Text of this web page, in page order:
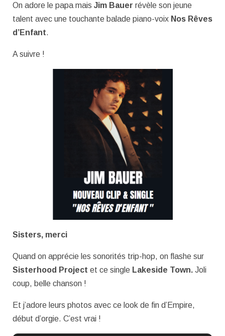
On adore le papa mais Jim Bauer révèle son jeune
talent avec une touchante balade piano-voix Nos Rêves
d’Enfant.
A suivre !
Sisters, merci
Quand on apprécie les sonorités trip-hop, on flashe sur
Sisterhood Project et ce single Lakeside Town. Joli
coup, belle chanson !
Et j’adore leurs photos avec ce look de fin d’Empire,
début d’orgie. C’est vrai !